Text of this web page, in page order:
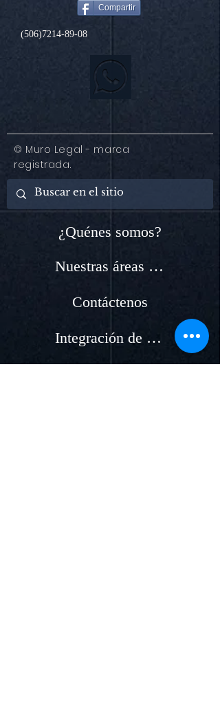
Compartir
(506)7214-89-08
© Muro Legal - marca
registrada.
¿Quénes somos?
Nuestras áreas de servicio
Contáctenos
Integración de nuevos Abogados